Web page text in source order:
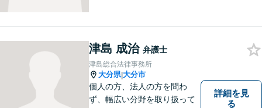
津島 成治 弁護士
津島総合法律事務所
大分県|大分市
個人の方、法人の方を問わ
ず、幅広い分野を取り扱って
詳細を見
る